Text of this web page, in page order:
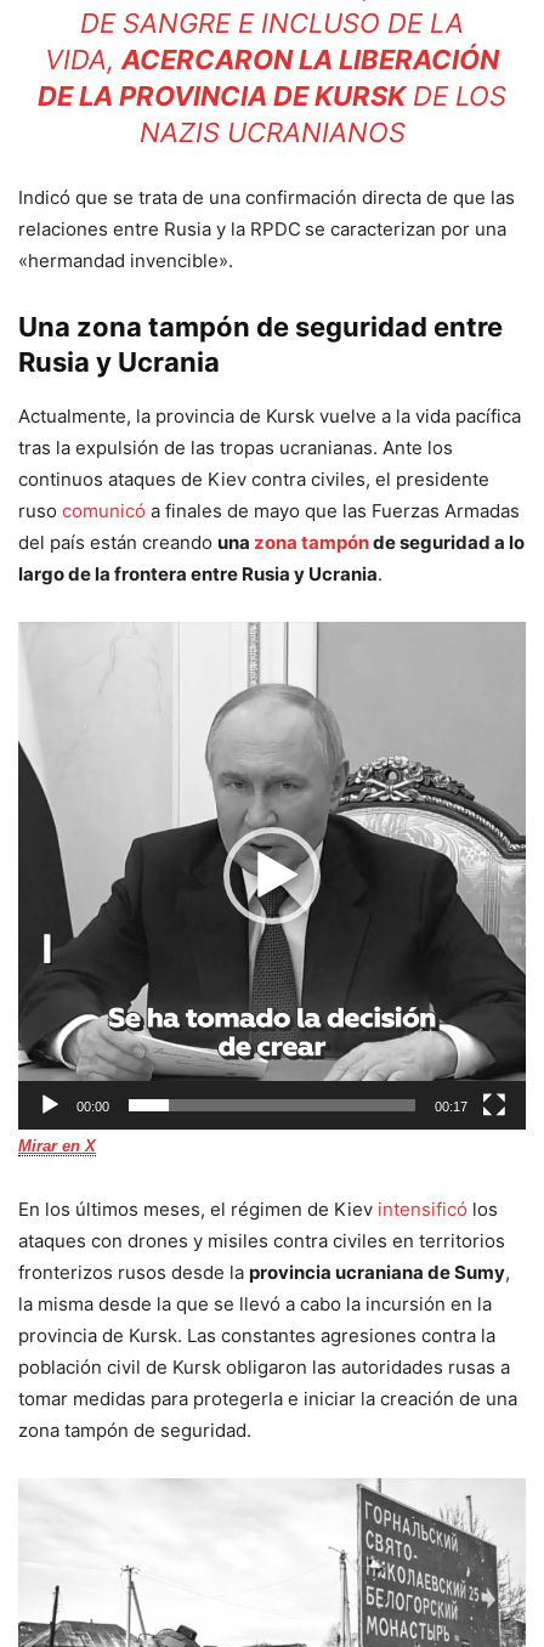
DE SANGRE E INCLUSO DE LA
VIDA, ACERCARON LA LIBERACIÓN
DE LA PROVINCIA DE KURSKDE LOS
NAZIS UCRANIANOS
Indicó que se trata de una confirmación directa de que las
relaciones entre Rusia y la RPDC se caracterizan por una
«hermandad invencible».
Una zona tampón de seguridad entre
Rusia y Ucrania
Actualmente, la provincia de Kursk vuelve a la vida pacífica
tras la expulsión de las tropas ucranianas. Ante los
continuos ataques de Kiev contra civiles, el presidente
ruso comunicó a finales de mayo que las Fuerzas Armadas
del país están creando una zona tampónde seguridad a lo
largo de la frontera entre Rusia y Ucrania.
00:00 00:17
Mirar en X
En los últimos meses, el régimen de Kiev intensificó los
ataques con drones y misiles contra civiles en territorios
fronterizos rusos desde la provincia ucraniana de Sumy,
la misma desde la que se llevó a cabo la incursión en la
provincia de Kursk. Las constantes agresiones contra la
población civil de Kursk obligaron las autoridades rusas a
tomar medidas para protegerla e iniciar la creación de una
zona tampón de seguridad.